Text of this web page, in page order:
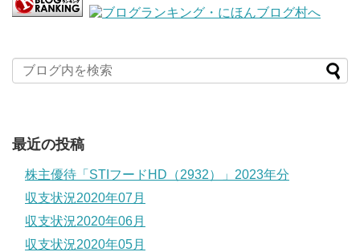
最近の投稿
株主優待「STIフードHD（2932）」2023年分
収支状況2020年07月
収支状況2020年06月
収支状況2020年05月